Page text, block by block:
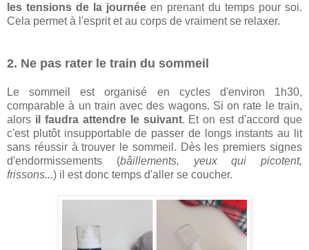
les tensions de la journée en prenant du temps pour soi.
Cela permet à l'esprit et au corps de vraiment se relaxer.
2. Ne pas rater le train du sommeil
Le sommeil est organisé en cycles d'environ 1h30,
comparable à un train avec des wagons. Si on rate le train,
alors il faudra attendre le suivant. Et on est d'accord que
c'est plutôt insupportable de passer de longs instants au lit
sans réussir à trouver le sommeil. Dès les premiers signes
d'endormissements (bâillements, yeux qui picotent,
frissons...) il est donc temps d'aller se coucher.